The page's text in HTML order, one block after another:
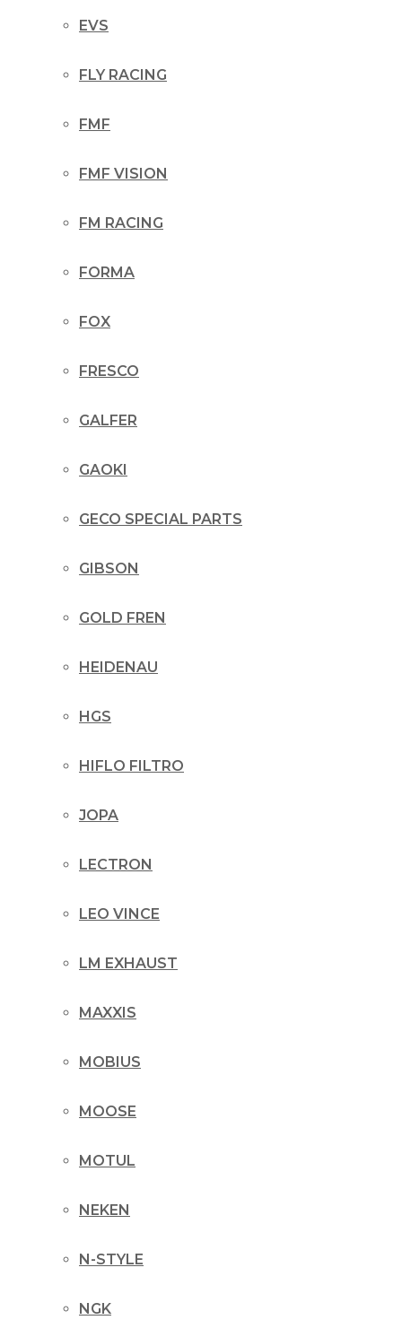
EVS
FLY RACING
FMF
FMF VISION
FM RACING
FORMA
FOX
FRESCO
GALFER
GAOKI
GECO SPECIAL PARTS
GIBSON
GOLD FREN
HEIDENAU
HGS
HIFLO FILTRO
JOPA
LECTRON
LEO VINCE
LM EXHAUST
MAXXIS
MOBIUS
MOOSE
MOTUL
NEKEN
N-STYLE
NGK